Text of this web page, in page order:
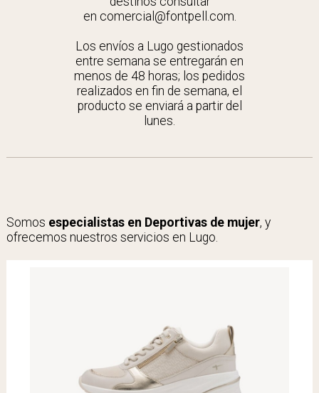
en comercial@fontpell.com.
Los envíos a Lugo gestionados
entre semana se entregarán en
menos de 48 horas; los pedidos
realizados en fin de semana, el
producto se enviará a partir del
lunes.
Somos especialistas en Deportivas de mujer, y
ofrecemos nuestros servicios en Lugo.